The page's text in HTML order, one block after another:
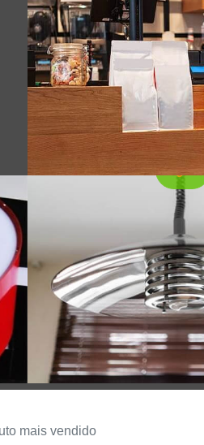
Explore o alumínio para
interna: Descubra seu
corrosão, e
térmicas que o tornam
modernas, Altas
mais vendido